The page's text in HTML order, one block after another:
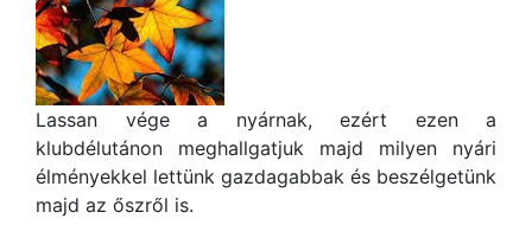
Lassan vége a nyárnak, ezért ezen a
klubdélutánon meghallgatjuk majd milyen nyári
élményekkel lettünk gazdagabbak és beszélgetünk
majd az őszről is.